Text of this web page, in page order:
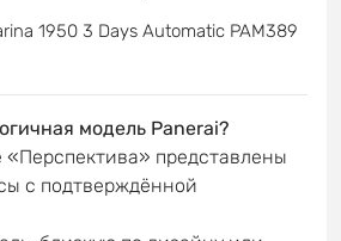
1950 3 Days Automatic PAM389
модель Panerai?
«Перспектива» представлены
с подтверждённой